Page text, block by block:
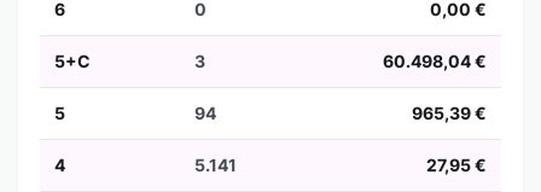
6 0 0,00 €
5+C 3 60.498,04 €
5 94 965,39 €
4 5.141 27,95 €